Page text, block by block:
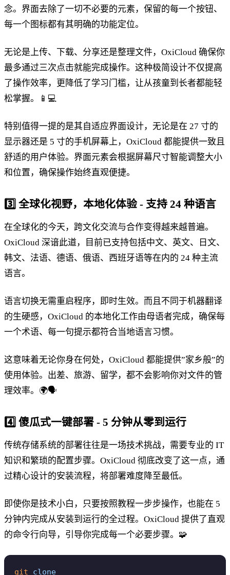
念。界面去除了一切不必要的元素，保留的每一个按钮、
每一个图标都有其明确的功能定位。
无论是上传、下载、分享还是整理文件，OxiCloud 确保你
最多通过三次点击就能完成操作。这种极简设计不仅提高
了操作效率，更降低了学习门槛，让从孩童到长者都能轻
松掌握。📱💻
特别值得一提的是其自适应界面设计，无论是在 27 寸的
显示器还是 5 寸的手机屏幕上，OxiCloud 都能提供一致且
舒适的用户体验。界面元素会根据屏幕尺寸智能调整大小
和位置，确保操作始终直观便捷。
3️⃣ 全球化视野，本地化体验 - 支持 24 种语言
在全球化的今天，跨文化交流与合作变得越来越普遍。
OxiCloud 深谙此道，目前已支持包括中文、英文、日文、
韩文、法语、德语、俄语、西班牙语等在内的 24 种主流
语言。
语言切换无需重启程序，即时生效。而且不同于机器翻译
的生硬感，OxiCloud 的本地化工作由母语者完成，确保每
一个术语、每一句提示都符合当地语言习惯。
这意味着无论你身在何处，OxiCloud 都能提供”家乡般”的
使用体验。出差、旅游、留学，都不会影响你对文件的管
理效率。🌍🗣️
4️⃣ 傻瓜式一键部署 - 5 分钟从零到运行
传统存储系统的部署往往是一场技术挑战，需要专业的 IT
知识和繁琐的配置步骤。OxiCloud 彻底改变了这一点，通
过精心设计的安装流程，将部署难度降至最低。
即使你是技术小白，只要按照教程一步步操作，也能在 5
分钟内完成从安装到运行的全过程。OxiCloud 提供了直观
的命令行向导，引导你完成每一个必要步骤。🧩
git clone